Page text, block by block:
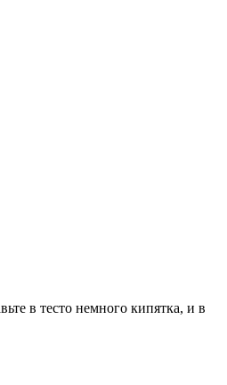
в тесто немного кипятка, и в